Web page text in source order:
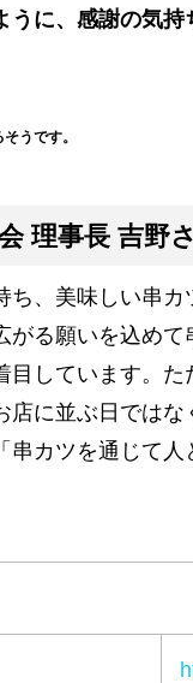
うに、感謝の気持
うです。
理事長 吉野
、美味しい串
る願いを込め
目しています。
に並ぶ日では
カツを通じて